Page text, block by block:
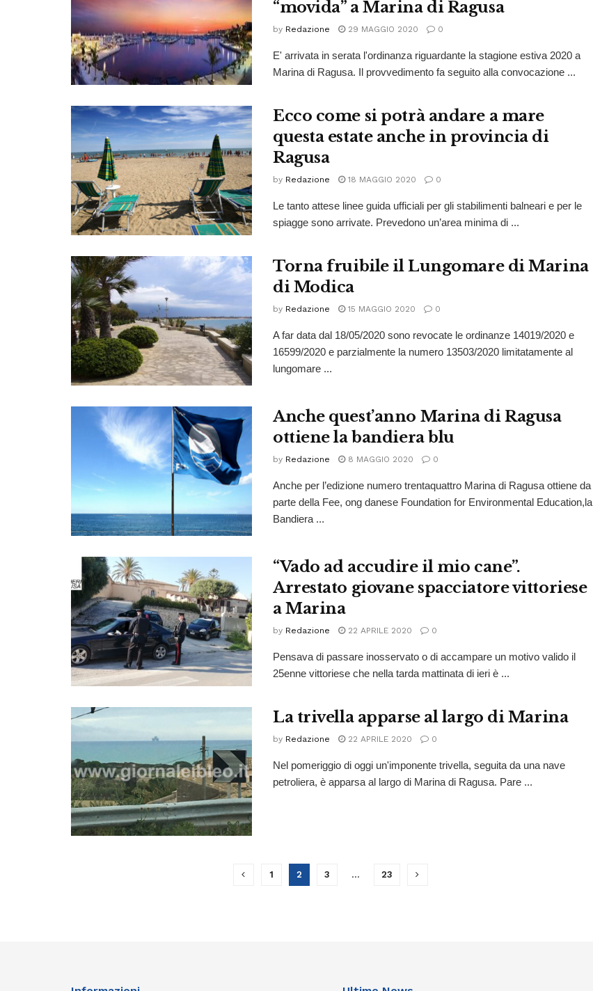
“movida” a Marina di Ragusa
by Redazione 29 MAGGIO 2020 0
E' arrivata in serata l'ordinanza riguardante la stagione estiva 2020 a
Marina di Ragusa. Il provvedimento fa seguito alla convocazione ...
Ecco come si potrà andare a mare
questa estate anche in provincia di
Ragusa
by Redazione 18 MAGGIO 2020 0
Le tanto attese linee guida ufficiali per gli stabilimenti balneari e per le
spiagge sono arrivate. Prevedono un’area minima di ...
Torna fruibile il Lungomare di Marina
di Modica
by Redazione 15 MAGGIO 2020 0
A far data dal 18/05/2020 sono revocate le ordinanze 14019/2020 e
16599/2020 e parzialmente la numero 13503/2020 limitatamente al
lungomare ...
Anche quest’anno Marina di Ragusa
ottiene la bandiera blu
by Redazione 8 MAGGIO 2020 0
Anche per l’edizione numero trentaquattro Marina di Ragusa ottiene da
parte della Fee, ong danese Foundation for Environmental Education,la
Bandiera ...
“Vado ad accudire il mio cane”.
Arrestato giovane spacciatore vittoriese
a Marina
by Redazione 22 APRILE 2020 0
Pensava di passare inosservato o di accampare un motivo valido il
25enne vittoriese che nella tarda mattinata di ieri è ...
La trivella apparse al largo di Marina
by Redazione 22 APRILE 2020 0
Nel pomeriggio di oggi un'imponente trivella, seguita da una nave
petroliera, è apparsa al largo di Marina di Ragusa. Pare ...
1 2 3 … 23